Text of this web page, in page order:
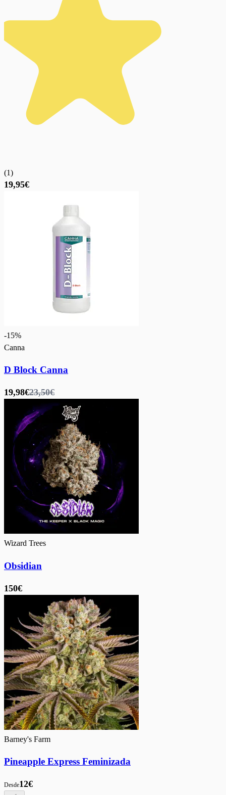
(1)
19,95€
-15%
Canna
D Block Canna
19,98€23,50€
Wizard Trees
Obsidian
150€
Barney's Farm
Pineapple Express Feminizada
Desde12€